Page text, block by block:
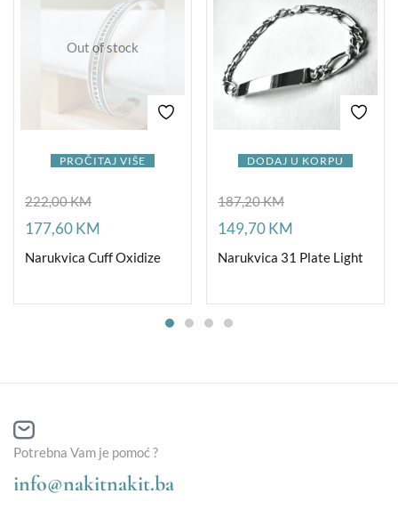
Out of stock
PROČITAJ VIŠE
222,00KM
177,60KM
Narukvica Cuff Oxidize
DODAJ U KORPU
187,20KM
149,70KM
Narukvica 31 Plate Light
Potrebna Vam je pomoć ?
info@nakitnakit.ba